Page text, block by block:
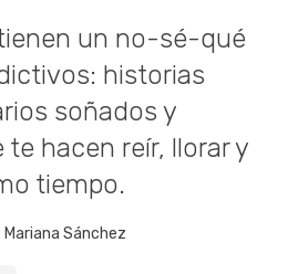
un no-sé-qué
historias
soñados y
te hacen reír, llorar y
tiempo.
Mariana Sánchez